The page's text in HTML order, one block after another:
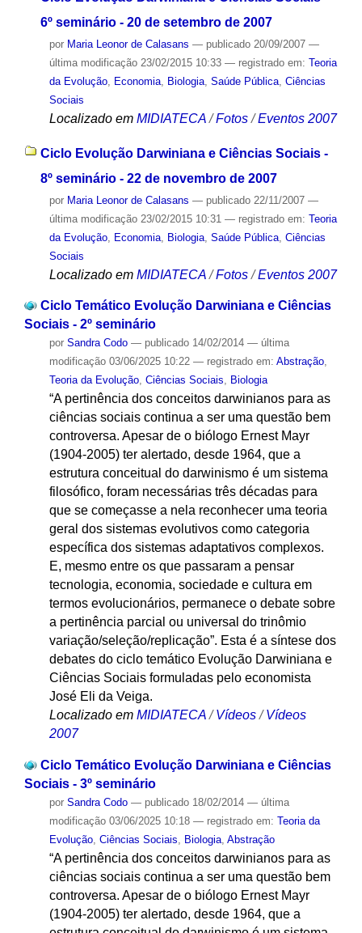
6º seminário - 20 de setembro de 2007
por Maria Leonor de Calasans — publicado20/09/2007 —
última modificação23/02/2015 10:33 — registrado em: Teoria
da Evolução, Economia, Biologia, Saúde Pública, Ciências
Sociais
Localizado em MIDIATECA /Fotos /Eventos 2007
Ciclo Evolução Darwiniana e Ciências Sociais -
8º seminário - 22 de novembro de 2007
por Maria Leonor de Calasans — publicado22/11/2007 —
última modificação23/02/2015 10:31 — registrado em: Teoria
da Evolução, Economia, Biologia, Saúde Pública, Ciências
Sociais
Localizado em MIDIATECA /Fotos /Eventos 2007
Ciclo Temático Evolução Darwiniana e Ciências
Sociais - 2º seminário
por Sandra Codo — publicado14/02/2014 — última
modificação03/06/2025 10:22 — registrado em: Abstração,
Teoria da Evolução, Ciências Sociais, Biologia
“A pertinência dos conceitos darwinianos para as
ciências sociais continua a ser uma questão bem
controversa. Apesar de o biólogo Ernest Mayr
(1904-2005) ter alertado, desde 1964, que a
estrutura conceitual do darwinismo é um sistema
filosófico, foram necessárias três décadas para
que se começasse a nela reconhecer uma teoria
geral dos sistemas evolutivos como categoria
específica dos sistemas adaptativos complexos.
E, mesmo entre os que passaram a pensar
tecnologia, economia, sociedade e cultura em
termos evolucionários, permanece o debate sobre
a pertinência parcial ou universal do trinômio
variação/seleção/replicação”. Esta é a síntese dos
debates do ciclo temático Evolução Darwiniana e
Ciências Sociais formuladas pelo economista
José Eli da Veiga.
Localizado em MIDIATECA / Vídeos / Vídeos
2007
Ciclo Temático Evolução Darwiniana e Ciências
Sociais - 3º seminário
por Sandra Codo — publicado18/02/2014 — última
modificação03/06/2025 10:18 — registrado em: Teoria da
Evolução, Ciências Sociais, Biologia, Abstração
“A pertinência dos conceitos darwinianos para as
ciências sociais continua a ser uma questão bem
controversa. Apesar de o biólogo Ernest Mayr
(1904-2005) ter alertado, desde 1964, que a